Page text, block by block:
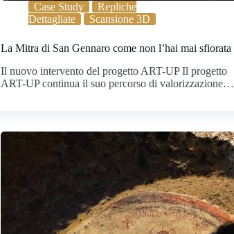
Case Study
Repliche
Dettagliate
Scansione 3D
La Mitra di San Gennaro come non l’hai mai sfiorata
Il nuovo intervento del progetto ART-UP Il progetto
ART-UP continua il suo percorso di valorizzazione…